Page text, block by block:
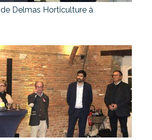
Delmas Horticulture à